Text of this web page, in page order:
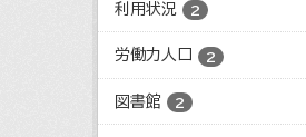
利用状況 2
労働力人口 2
図書館 2